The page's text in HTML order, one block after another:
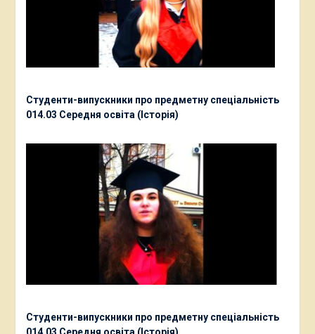
Студенти-випускники про предметну спеціальність
014.03 Середня освіта (Історія)
Студенти-випускники про предметну спеціальність